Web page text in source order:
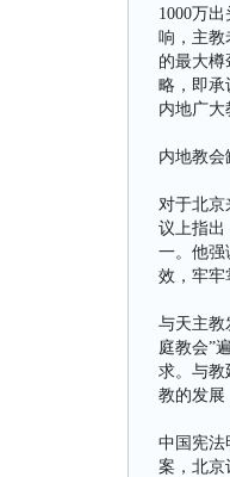
1000万
响，主教
的最大樽
略，即承
内地广大
内地教会
对于北京
议上指出
一。他强
效，牢牢
与天主教
庭教会”
求。与教
教的发展
中国宪法
案，北京